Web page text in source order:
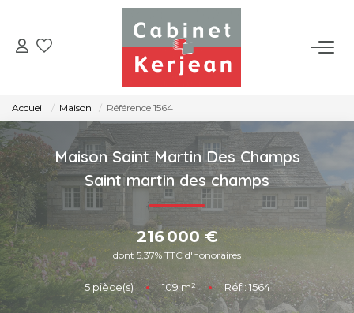
ACHETER
VENDRE
LOUER
NOS AGENCES
CONTACT
Accueil Maison Référence 1564
Maison Saint Martin Des Champs
Saint martin des champs
216 000 €
dont 5,37% TTC d'honoraires
5pièce(s) • 109m² • Réf : 1564